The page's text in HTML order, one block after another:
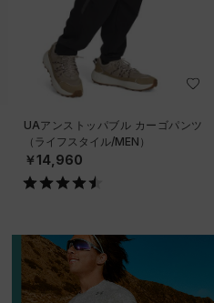
UAアンストッパブル カーゴパンツ
（ライフスタイル/MEN）
￥14,960